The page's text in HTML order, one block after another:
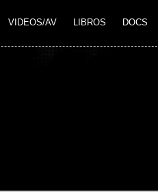
VIDEOS/AV LIBROS DOCS